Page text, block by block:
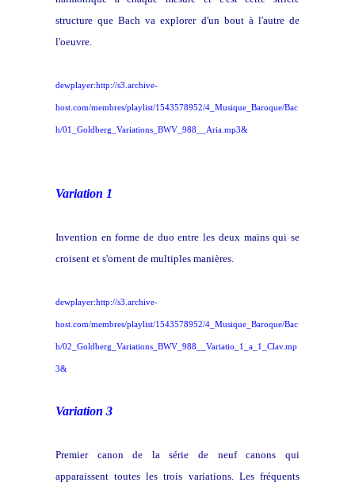
structure que Bach va explorer d'un bout à l'autre de
l'oeuvre.
dewplayer:http://s3.archive-
host.com/membres/playlist/1543578952/4_Musique_Baroque/Bac
h/01_Goldberg_Variations_BWV_988__Aria.mp3&
Variation 1
Invention en forme de duo entre les deux mains qui se
croisent et s'ornent de multiples manières.
dewplayer:http://s3.archive-
host.com/membres/playlist/1543578952/4_Musique_Baroque/Bac
h/02_Goldberg_Variations_BWV_988__Variatio_1_a_1_Clav.mp
3&
Variation 3
Premier canon de la série de neuf canons qui
apparaissent toutes les trois variations. Les fréquents